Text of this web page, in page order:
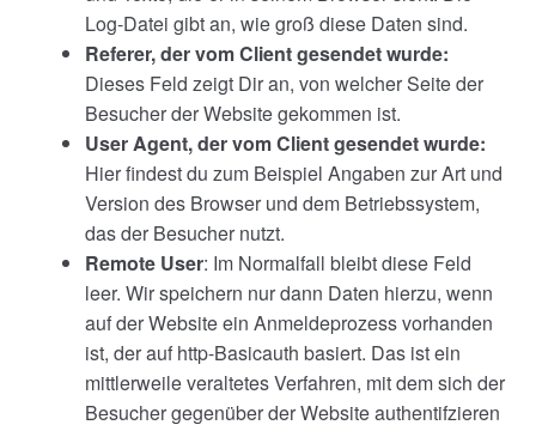
Log-Datei gibt an, wie groß diese Daten sind.
Referer, der vom Client gesendet wurde:
Dieses Feld zeigt Dir an, von welcher Seite der
Besucher der Website gekommen ist.
User Agent, der vom Client gesendet wurde:
Hier findest du zum Beispiel Angaben zur Art und
Version des Browser und dem Betriebssystem,
das der Besucher nutzt.
Remote User: Im Normalfall bleibt diese Feld
leer. Wir speichern nur dann Daten hierzu, wenn
auf der Website ein Anmeldeprozess vorhanden
ist, der auf http-Basicauth basiert. Das ist ein
mittlerweile veraltetes Verfahren, mit dem sich der
Besucher gegenüber der Website authentifzieren